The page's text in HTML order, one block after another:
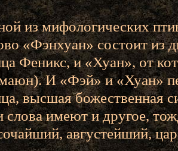
из мифологических
«Фэнхуан» состоит из
Феникс, и «Хуан», от
И «Фэй» и «Хуан»
высшая божественная
слова имеют и другое,
августейший,